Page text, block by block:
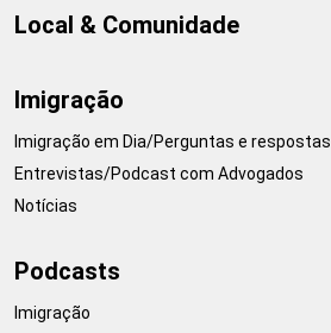
Local & Comunidade
Imigração
Imigração em Dia/Perguntas e respostas
Entrevistas/Podcast com Advogados
Notícias
Podcasts
Imigração